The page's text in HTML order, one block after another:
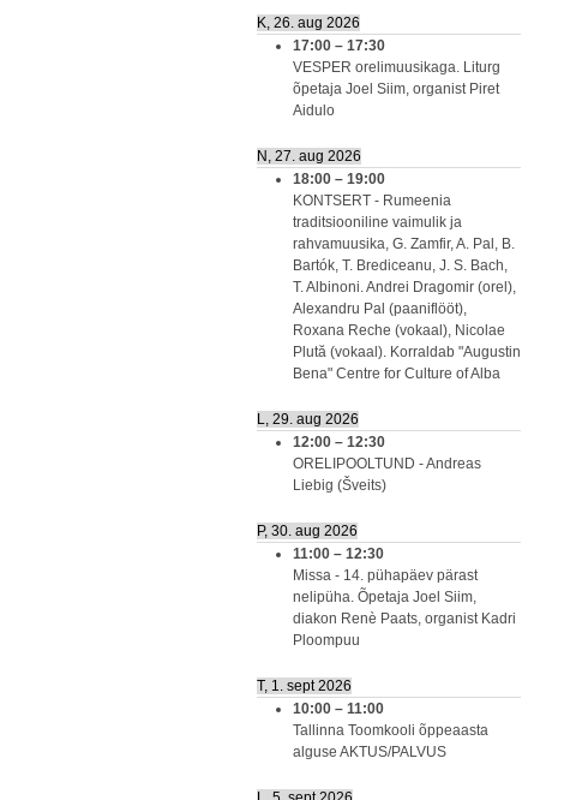
K, 26. aug 2026
17:00 – 17:30
VESPER orelimuusikaga. Liturg
õpetaja Joel Siim, organist Piret
Aidulo
N, 27. aug 2026
18:00 – 19:00
KONTSERT - Rumeenia
traditsiooniline vaimulik ja
rahvamuusika, G. Zamfir, A. Pal, B.
Bartók, T. Brediceanu, J. S. Bach,
T. Albinoni. Andrei Dragomir (orel),
Alexandru Pal (paaniflööt),
Roxana Reche (vokaal), Nicolae
Plută (vokaal). Korraldab "Augustin
Bena" Centre for Culture of Alba
L, 29. aug 2026
12:00 – 12:30
ORELIPOOLTUND - Andreas
Liebig (Šveits)
P, 30. aug 2026
11:00 – 12:30
Missa - 14. pühapäev pärast
nelipüha. Õpetaja Joel Siim,
diakon Renè Paats, organist Kadri
Ploompuu
T, 1. sept 2026
10:00 – 11:00
Tallinna Toomkooli õppeaasta
alguse AKTUS/PALVUS